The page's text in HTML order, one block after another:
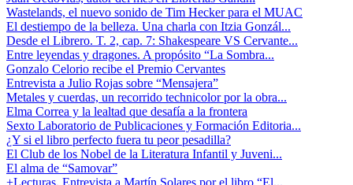
Wastelands, el nuevo sonido de Tim Hecker para el MUAC
El destiempo de la belleza. Una charla con Itzia Gonzál...
Desde el Librero. T. 2, cap. 7: Shakespeare VS Cervante...
Entre leyendas y dragones. A propósito “La Sombra...
Gonzalo Celorio recibe el Premio Cervantes
Entrevista a Julio Rojas sobre “Mensajera”
Metales y cuerdas, un recorrido technicolor por la obra...
Elma Correa y la lealtad que desafía a la frontera
Sexto Laboratorio de Publicaciones y Formación Editoria...
¿Y si el libro perfecto fuera tu peor pesadilla?
El Club de los Nobel de la Literatura Infantil y Juveni...
El alma de “Samovar”
+Lecturas. Entrevista a Martín Solares por el libro “El...